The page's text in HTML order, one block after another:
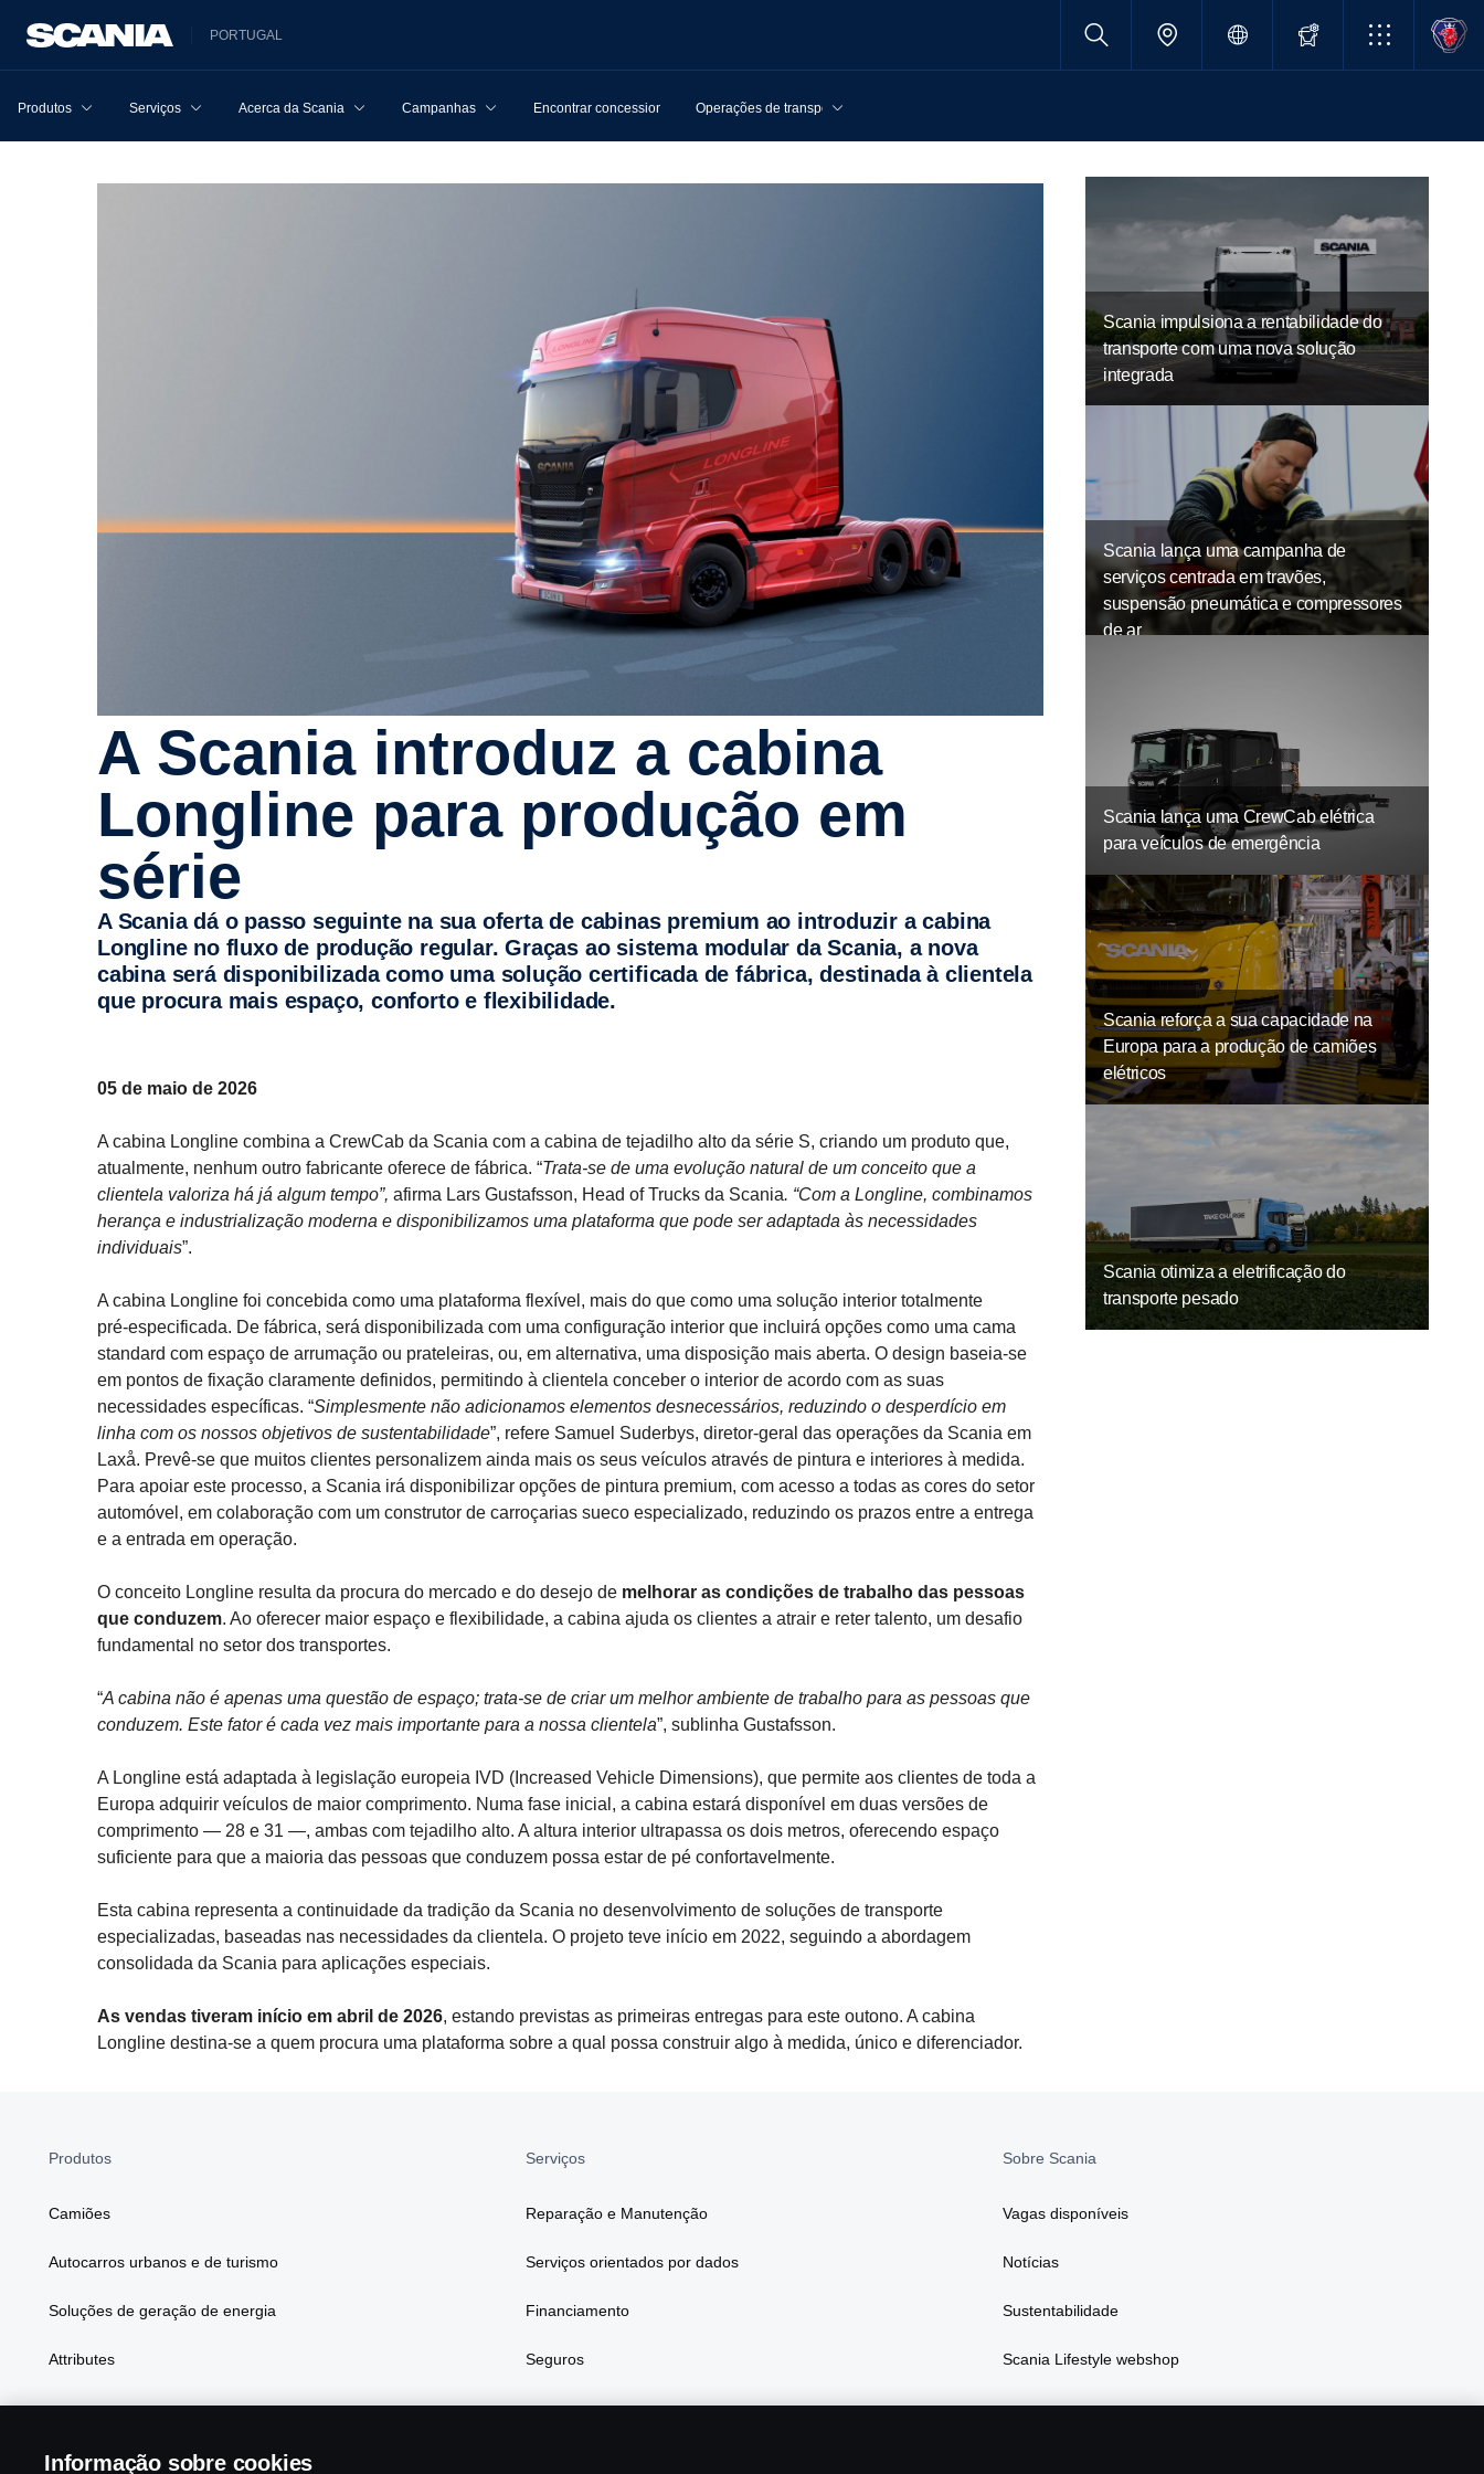
PORTUGAL
Produtos Serviços Acerca da Scania Campanhas Encontrar concessionários Operações de transporte
A Scania introduz a cabina
Longline para produção em
série
A Scania dá o passo seguinte na sua oferta de cabinas premium ao introduzir a cabina
Longline no fluxo de produção regular. Graças ao sistema modular da Scania, a nova
cabina será disponibilizada como uma solução certificada de fábrica, destinada à clientela
que procura mais espaço, conforto e flexibilidade.
05 de maio de 2026
A cabina Longline combina a CrewCab da Scania com a cabina de tejadilho alto da série S, criando um produto que,
atualmente, nenhum outro fabricante oferece de fábrica. “Trata-se de uma evolução natural de um conceito que a
clientela valoriza há já algum tempo”, afirma Lars Gustafsson, Head of Trucks da Scania. “Com a Longline, combinamos
herança e industrialização moderna e disponibilizamos uma plataforma que pode ser adaptada às necessidades
individuais”.
A cabina Longline foi concebida como uma plataforma flexível, mais do que como uma solução interior totalmente
pré‑especificada. De fábrica, será disponibilizada com uma configuração interior que incluirá opções como uma cama
standard com espaço de arrumação ou prateleiras, ou, em alternativa, uma disposição mais aberta. O design baseia‑se
em pontos de fixação claramente definidos, permitindo à clientela conceber o interior de acordo com as suas
necessidades específicas. “Simplesmente não adicionamos elementos desnecessários, reduzindo o desperdício em
linha com os nossos objetivos de sustentabilidade”, refere Samuel Suderbys, diretor‑geral das operações da Scania em
Laxå. Prevê‑se que muitos clientes personalizem ainda mais os seus veículos através de pintura e interiores à medida.
Para apoiar este processo, a Scania irá disponibilizar opções de pintura premium, com acesso a todas as cores do setor
automóvel, em colaboração com um construtor de carroçarias sueco especializado, reduzindo os prazos entre a entrega
e a entrada em operação.
O conceito Longline resulta da procura do mercado e do desejo de melhorar as condições de trabalho das pessoas
que conduzem. Ao oferecer maior espaço e flexibilidade, a cabina ajuda os clientes a atrair e reter talento, um desafio
fundamental no setor dos transportes.
“A cabina não é apenas uma questão de espaço; trata‑se de criar um melhor ambiente de trabalho para as pessoas que
conduzem. Este fator é cada vez mais importante para a nossa clientela”, sublinha Gustafsson.
A Longline está adaptada à legislação europeia IVD (Increased Vehicle Dimensions), que permite aos clientes de toda a
Europa adquirir veículos de maior comprimento. Numa fase inicial, a cabina estará disponível em duas versões de
comprimento — 28 e 31 —, ambas com tejadilho alto. A altura interior ultrapassa os dois metros, oferecendo espaço
suficiente para que a maioria das pessoas que conduzem possa estar de pé confortavelmente.
Esta cabina representa a continuidade da tradição da Scania no desenvolvimento de soluções de transporte
especializadas, baseadas nas necessidades da clientela. O projeto teve início em 2022, seguindo a abordagem
consolidada da Scania para aplicações especiais.
As vendas tiveram início em abril de 2026, estando previstas as primeiras entregas para este outono. A cabina
Longline destina‑se a quem procura uma plataforma sobre a qual possa construir algo à medida, único e diferenciador.
Scania impulsiona a rentabilidade do
transporte com uma nova solução
integrada
Scania lança uma campanha de
serviços centrada em travões,
suspensão pneumática e compressores
de ar
Scania lança uma CrewCab elétrica
para veículos de emergência
Scania reforça a sua capacidade na
Europa para a produção de camiões
elétricos
Scania otimiza a eletrificação do
transporte pesado
Produtos
Camiões
Autocarros urbanos e de turismo
Soluções de geração de energia
Attributes
Serviços
Reparação e Manutenção
Serviços orientados por dados
Financiamento
Seguros
Sobre Scania
Vagas disponíveis
Notícias
Sustentabilidade
Scania Lifestyle webshop
Scania in Your Region: PORTUGAL
Informação sobre cookies